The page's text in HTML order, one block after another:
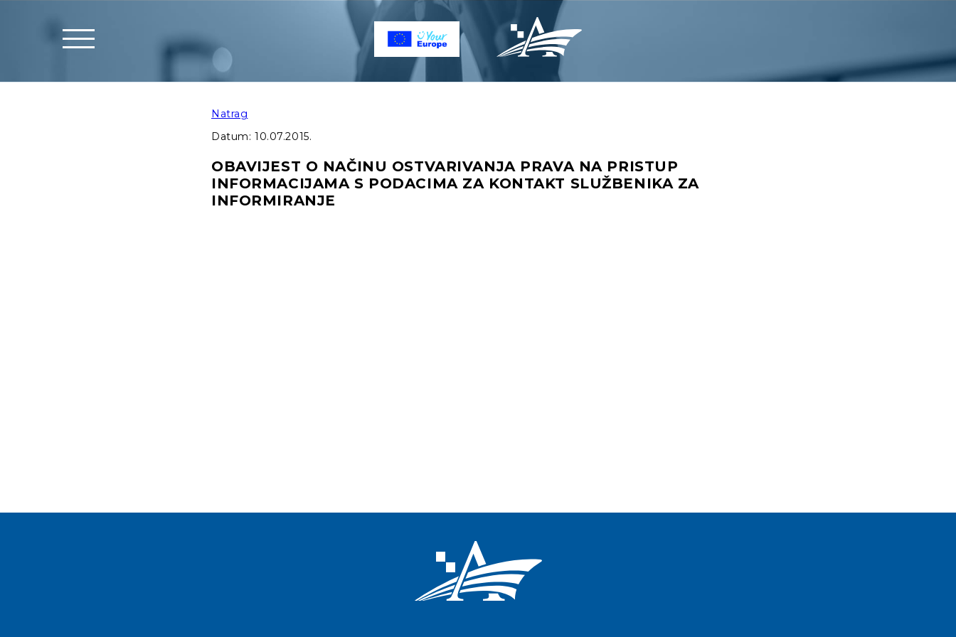
Natrag
Datum: 10.07.2015.
OBAVIJEST O NAČINU OSTVARIVANJA PRAVA NA PRISTUP
INFORMACIJAMA S PODACIMA ZA KONTAKT SLUŽBENIKA ZA
INFORMIRANJE